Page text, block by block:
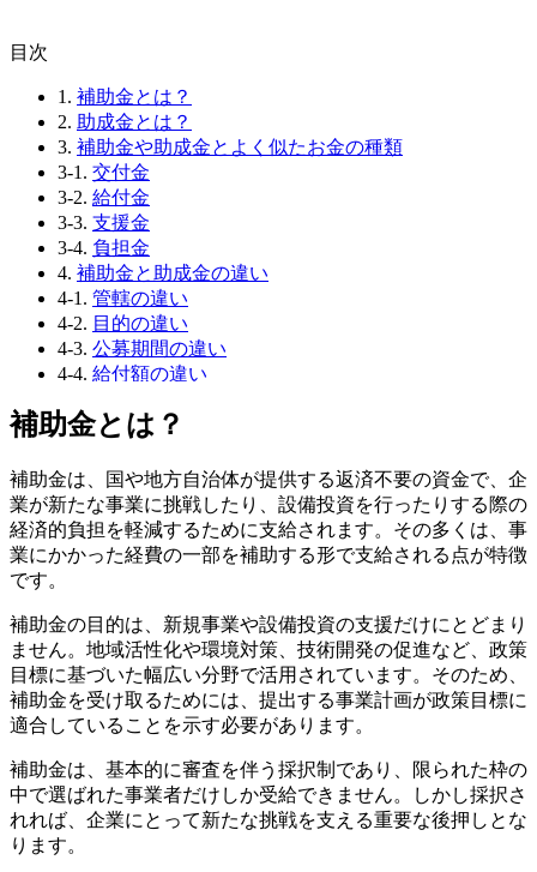
⽬次
1. 補助金とは？
2. 助成金とは？
3. 補助金や助成金とよく似たお金の種類
3-1. 交付金
3-2. 給付金
3-3. 支援金
3-4. 負担金
4. 補助金と助成金の違い
4-1. 管轄の違い
4-2. 目的の違い
4-3. 公募期間の違い
4-4. 給付額の違い
4-6.手続きの難易度の違い
5.補助金や助成金を申請する流れ
5-1.①事前準備
5-2.②申請書類の作成と提出
5-3.③審査と採択の結果通知
6-2.後払いであり、必ず支給されるわけではない
6-3.事業期間外は対象外となる
6-4.法令違反をした場合は行政処分の対象となる
7.M&Aに活用できる補助金
7-1.事業承継・引継ぎ補助金
8.M&A後に活用できる助成金
8-1.キャリアアップ助成金
8-2.人材開発支援助成金
8-3.
補助金とは？
補助金は、国や地方自治体が提供する返済不要の資金で、企
業が新たな事業に挑戦したり、設備投資を行ったりする際の
経済的負担を軽減するために支給されます。その多くは、事
業にかかった経費の一部を補助する形で支給される点が特徴
です。
補助金の目的は、新規事業や設備投資の支援だけにとどまり
ません。地域活性化や環境対策、技術開発の促進など、政策
目標に基づいた幅広い分野で活用されています。そのため、
補助金を受け取るためには、提出する事業計画が政策目標に
適合していることを示す必要があります。
補助金は、基本的に審査を伴う採択制であり、限られた枠の
中で選ばれた事業者だけしか受給できません。しかし採択さ
れれば、企業にとって新たな挑戦を支える重要な後押しとな
ります。